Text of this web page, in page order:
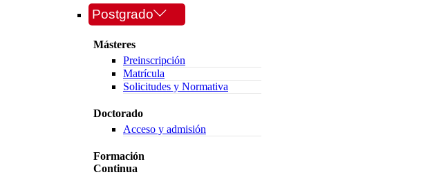
Postgrado
Másteres
Preinscripción
Matrícula
Solicitudes y Normativa
Doctorado
Acceso y admisión
Formación
Continua